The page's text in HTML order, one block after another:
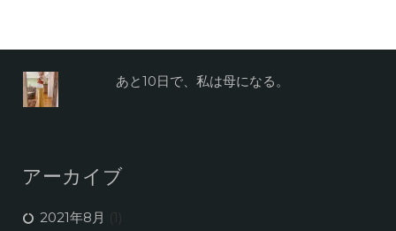
あと10日で、私は母になる。
アーカイブ
2021年8月 (1)